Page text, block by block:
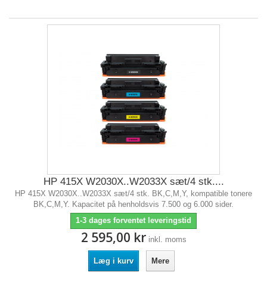
HP 415X W2030X..W2033X sæt/4 stk....
HP 415X W2030X..W2033X sæt/4 stk. BK,C,M,Y, kompatible tonere
BK,C,M,Y. Kapacitet på henholdsvis 7.500 og 6.000 sider.
1-3 dages forventet leveringstid
2 595,00 kr inkl. moms
Læg i kurv Mere